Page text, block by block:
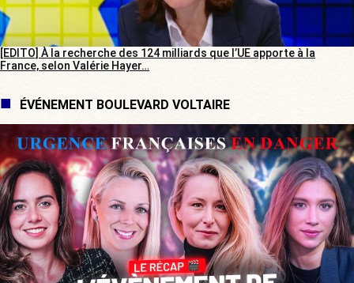
[EDITO] À la recherche des 124 milliards que l’UE apporte à la
France, selon Valérie Hayer…
ÉVÉNEMENT BOULEVARD VOLTAIRE